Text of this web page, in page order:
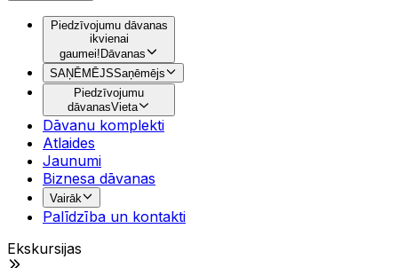
Piedzīvojumu dāvanas
ikvienai
gaumei!Dāvanas
SAŅĒMĒJSSaņēmējs
Piedzīvojumu
dāvanasVieta
Dāvanu komplekti
Atlaides
Jaunumi
Biznesa dāvanas
Vairāk
Palīdzība un kontakti
Ekskursijas